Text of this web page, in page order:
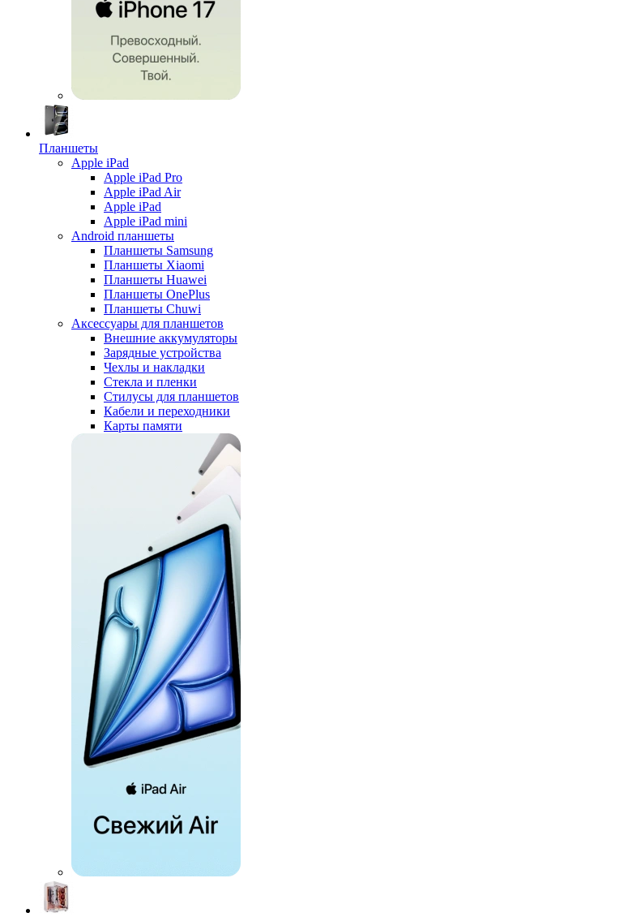
Планшеты
Apple iPad
Apple iPad Pro
Apple iPad Air
Apple iPad
Apple iPad mini
Android планшеты
Планшеты Samsung
Планшеты Xiaomi
Планшеты Huawei
Планшеты OnePlus
Планшеты Chuwi
Аксессуары для планшетов
Внешние аккумуляторы
Зарядные устройства
Чехлы и накладки
Стекла и пленки
Стилусы для планшетов
Кабели и переходники
Карты памяти